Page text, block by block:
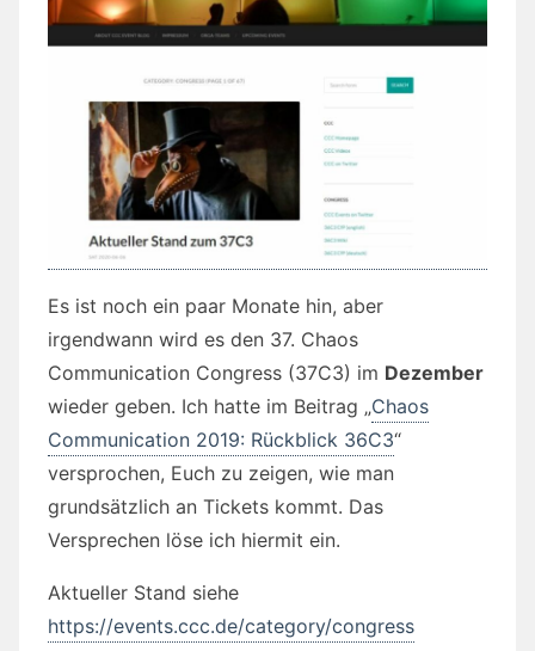
Es ist noch ein paar Monate hin, aber
irgendwann wird es den 37. Chaos
Communication Congress (37C3) im Dezember
wieder geben. Ich hatte im Beitrag „Chaos
Communication 2019: Rückblick 36C3“
versprochen, Euch zu zeigen, wie man
grundsätzlich an Tickets kommt. Das
Versprechen löse ich hiermit ein.
Aktueller Stand siehe
https://events.ccc.de/category/congress